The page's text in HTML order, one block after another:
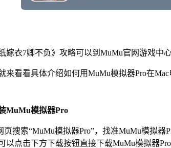
嫁衣7卿不负》攻略可以到MuMu官网游戏中
来看看具体介绍如何用MuMu模拟器Pro在
MuMu模拟器Pro
页搜索“MuMu模拟器Pro”，找准MuMu模拟
以点击下方下载按钮直接下载MuMu模拟器